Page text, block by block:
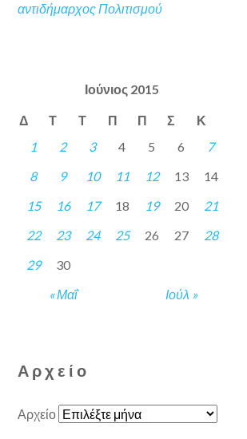
αντιδήμαρχος Πολιτισμού
Ιούνιος 2015
Δ Τ Τ Π Π Σ Κ
« Μαΐ Ιούλ »
1 2 3 4 5 6
7
8
9 10 11 12 13
14
15
16 17 18 19 20
21
22
23 24 25 26 27
28
29
30
Αρχείο
Αρχείο